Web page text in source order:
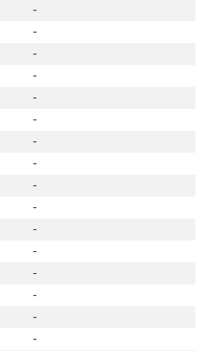
-
-
-
-
-
-
-
-
-
-
-
-
-
-
-
-